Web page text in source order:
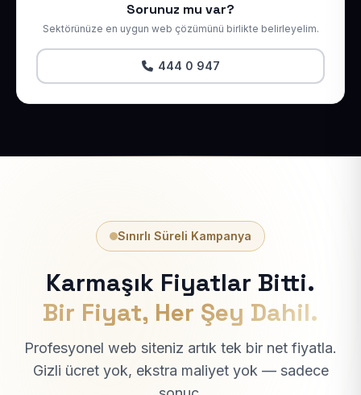
Sorunuz mu var?
Sektörünüze en uygun web çözümünü birlikte belirleyelim.
444 0 947
Sınırlı Süreli Kampanya
Karmaşık Fiyatlar Bitti.
Bir Fiyat, Her Şey Dahil.
Profesyonel web siteniz artık tek bir net fiyatla.
Gizli ücret yok, ekstra maliyet yok — sadece